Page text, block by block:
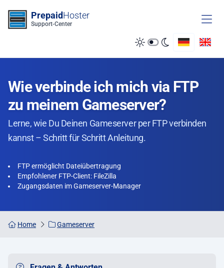
PrepaidHoster
Support-Center
Wie verbinde ich mich via FTP
zu meinem Gameserver?
Lerne, wie Du Deinen Gameserver per FTP verbinden
kannst – Schritt für Schritt Anleitung.
FTP ermöglicht Dateiübertragung
Empfohlener FTP-Client: FileZilla
Zugangsdaten im Gameserver-Manager
Home Gameserver